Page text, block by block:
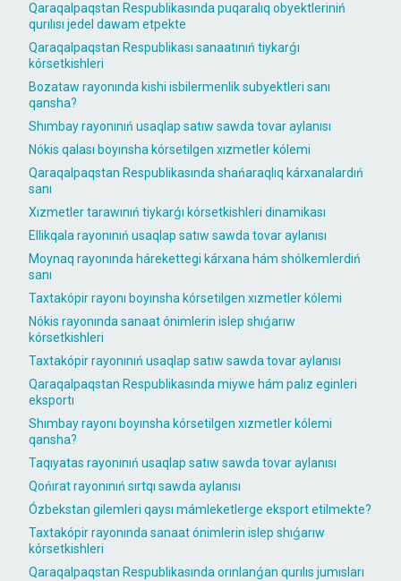
Qaraqalpaqstan Respublikasında puqaralıq obyektleriniń
qurılısı jedel dawam etpekte
Qaraqalpaqstan Respublikası sanaatınıń tiykarǵı
kórsetkishleri
Bozataw rayonında kishi isbilermenlik subyektleri sanı
qansha?
Shımbay rayonınıń usaqlap satıw sawda tovar aylanısı
Nókis qalası boyınsha kórsetilgen xızmetler kólemi
Qaraqalpaqstan Respublikasında shańaraqlıq kárxanalardıń
sanı
Xızmetler tarawınıń tiykarǵı kórsetkishleri dinamikası
Ellikqala rayonınıń usaqlap satıw sawda tovar aylanısı
Moynaq rayonında hárekettegi kárxana hám shólkemlerdiń
sanı
Taxtakópir rayonı boyınsha kórsetilgen xızmetler kólemi
Nókis rayonında sanaat ónimlerin islep shıǵarıw
kórsetkishleri
Taxtakópir rayonınıń usaqlap satıw sawda tovar aylanısı
Qaraqalpaqstan Respublikasında miywe hám palız eginleri
eksportı
Shımbay rayonı boyınsha kórsetilgen xızmetler kólemi
qansha?
Taqıyatas rayonınıń usaqlap satıw sawda tovar aylanısı
Qońırat rayonınıń sırtqı sawda aylanısı
Ózbekstan gilemleri qaysı mámleketlerge eksport etilmekte?
Taxtakópir rayonında sanaat ónimlerin islep shıǵarıw
kórsetkishleri
Qaraqalpaqstan Respublikasında orınlanǵan qurılıs jumısları